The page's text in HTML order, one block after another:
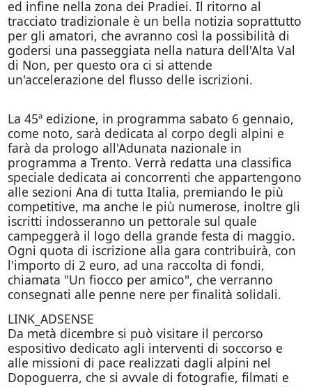
ed infine nella zona dei Pradiei. Il ritorno al
tracciato tradizionale è un bella notizia soprattutto
per gli amatori, che avranno così la possibilità di
godersi una passeggiata nella natura dell'Alta Val
di Non, per questo ora ci si attende
un'accelerazione del flusso delle iscrizioni.
La 45ª edizione, in programma sabato 6 gennaio,
come noto, sarà dedicata al corpo degli alpini e
farà da prologo all'Adunata nazionale in
programma a Trento. Verrà redatta una classifica
speciale dedicata ai concorrenti che appartengono
alle sezioni Ana di tutta Italia, premiando le più
competitive, ma anche le più numerose, inoltre gli
iscritti indosseranno un pettorale sul quale
campeggerà il logo della grande festa di maggio.
Ogni quota di iscrizione alla gara contribuirà, con
l'importo di 2 euro, ad una raccolta di fondi,
chiamata "Un fiocco per amico", che verranno
consegnati alle penne nere per finalità solidali.
LINK_ADSENSE
Da metà dicembre si può visitare il percorso
espositivo dedicato agli interventi di soccorso e
alle missioni di pace realizzati dagli alpini nel
Dopoguerra, che si avvale di fotografie, filmati e